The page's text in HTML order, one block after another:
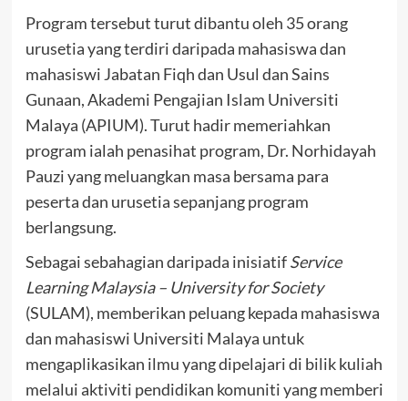
Program tersebut turut dibantu oleh 35 orang
urusetia yang terdiri daripada mahasiswa dan
mahasiswi Jabatan Fiqh dan Usul dan Sains
Gunaan, Akademi Pengajian Islam Universiti
Malaya (APIUM). Turut hadir memeriahkan
program ialah penasihat program, Dr. Norhidayah
Pauzi yang meluangkan masa bersama para
peserta dan urusetia sepanjang program
berlangsung.
Sebagai sebahagian daripada inisiatifService
Learning Malaysia – University for Society
(SULAM), memberikan peluang kepada mahasiswa
dan mahasiswi Universiti Malaya untuk
mengaplikasikan ilmu yang dipelajari di bilik kuliah
melalui aktiviti pendidikan komuniti yang memberi